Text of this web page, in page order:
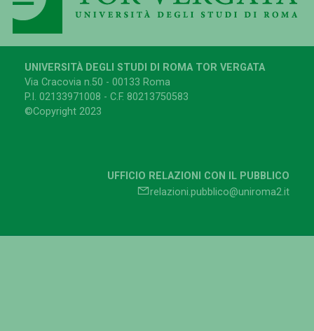
UNIVERSITÀ DEGLI STUDI DI ROMA TOR VERGATA
Via Cracovia n.50 - 00133 Roma
P.I. 02133971008 - C.F. 80213750583
©Copyright 2023
UFFICIO RELAZIONI CON IL PUBBLICO
relazioni.pubblico@uniroma2.it